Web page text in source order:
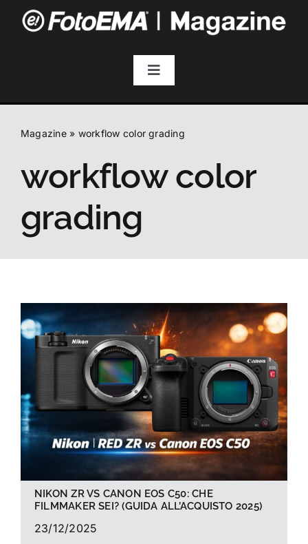
Toggle
Fotografia
Droni
La foto del mese
Guide
Cerca
per:
Magazine» workflow color grading
workflow color
grading
NIKON ZR VS CANON EOS C50: CHE
FILMMAKER SEI? (GUIDA ALL’ACQUISTO 2025)
23/12/2025